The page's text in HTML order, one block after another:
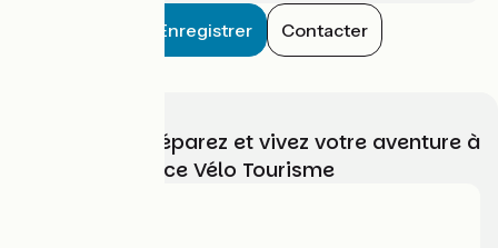
Enregistrer Contacter
Choisissez, préparez et vivez votre aventure à
vélo avec France Vélo Tourisme